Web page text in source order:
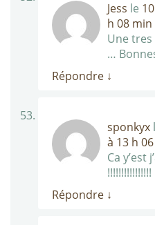
Jess le
h 08 min
Une
…
Répondre ↓
sponkyx
à 13 h
Ca y’est
!!!!!!!!!!!!!!!!
Répondre ↓